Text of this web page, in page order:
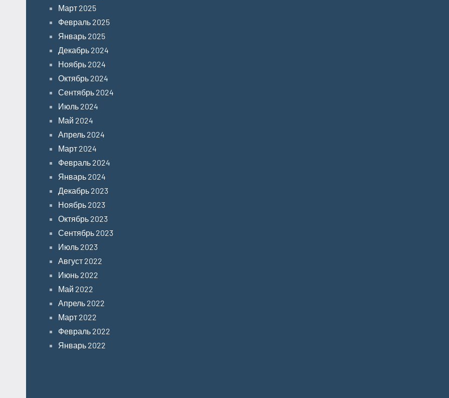
Март 2025
Февраль 2025
Январь 2025
Декабрь 2024
Ноябрь 2024
Октябрь 2024
Сентябрь 2024
Июль 2024
Май 2024
Апрель 2024
Март 2024
Февраль 2024
Январь 2024
Декабрь 2023
Ноябрь 2023
Октябрь 2023
Сентябрь 2023
Июль 2023
Август 2022
Июнь 2022
Май 2022
Апрель 2022
Март 2022
Февраль 2022
Январь 2022